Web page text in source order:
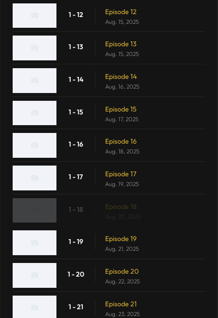
1 - 12 Episode 12
Aug. 15, 2025
1 - 13 Episode 13
Aug. 15, 2025
1 - 14 Episode 14
Aug. 16, 2025
1 - 15 Episode 15
Aug. 17, 2025
1 - 16 Episode 16
Aug. 18, 2025
1 - 17 Episode 17
Aug. 19, 2025
1 - 18 Episode 18
1 - 19 Episode 19
Aug. 21, 2025
1 - 20 Episode 20
Aug. 22, 2025
1 - 21 Episode 21
Aug. 23, 2025